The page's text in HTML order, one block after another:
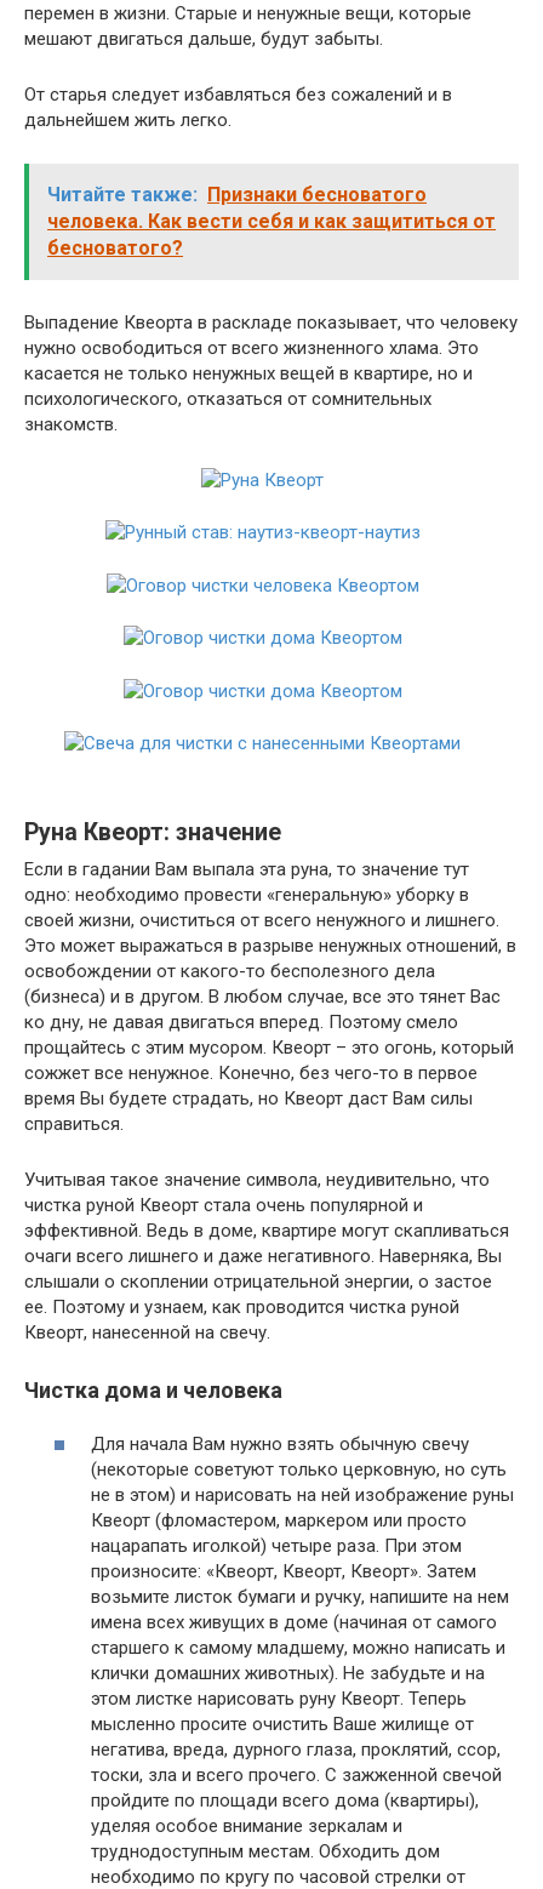
перемен в жизни. Старые и ненужные вещи, которые
мешают двигаться дальше, будут забыты.
От старья следует избавляться без сожалений и в
дальнейшем жить легко.
Читайте также: Признаки бесноватого
человека. Как вести себя и как защититься от
бесноватого?
Выпадение Квеорта в раскладе показывает, что человеку
нужно освободиться от всего жизненного хлама. Это
касается не только ненужных вещей в квартире, но и
психологического, отказаться от сомнительных
знакомств.
Руна Квеорт: значение
Если в гадании Вам выпала эта руна, то значение тут
одно: необходимо провести «генеральную» уборку в
своей жизни, очиститься от всего ненужного и лишнего.
Это может выражаться в разрыве ненужных отношений, в
освобождении от какого-то бесполезного дела
(бизнеса) и в другом. В любом случае, все это тянет Вас
ко дну, не давая двигаться вперед. Поэтому смело
прощайтесь с этим мусором. Квеорт – это огонь, который
сожжет все ненужное. Конечно, без чего-то в первое
время Вы будете страдать, но Квеорт даст Вам силы
справиться.
Учитывая такое значение символа, неудивительно, что
чистка руной Квеорт стала очень популярной и
эффективной. Ведь в доме, квартире могут скапливаться
очаги всего лишнего и даже негативного. Наверняка, Вы
слышали о скоплении отрицательной энергии, о застое
ее. Поэтому и узнаем, как проводится чистка руной
Квеорт, нанесенной на свечу.
Чистка дома и человека
Для начала Вам нужно взять обычную свечу
(некоторые советуют только церковную, но суть
не в этом) и нарисовать на ней изображение руны
Квеорт (фломастером, маркером или просто
нацарапать иголкой) четыре раза. При этом
произносите: «Квеорт, Квеорт, Квеорт». Затем
возьмите листок бумаги и ручку, напишите на нем
имена всех живущих в доме (начиная от самого
старшего к самому младшему, можно написать и
клички домашних животных). Не забудьте и на
этом листке нарисовать руну Квеорт. Теперь
мысленно просите очистить Ваше жилище от
негатива, вреда, дурного глаза, проклятий, ссор,
тоски, зла и всего прочего. С зажженной свечой
пройдите по площади всего дома (квартиры),
уделяя особое внимание зеркалам и
труднодоступным местам. Обходить дом
необходимо по кругу по часовой стрелки от